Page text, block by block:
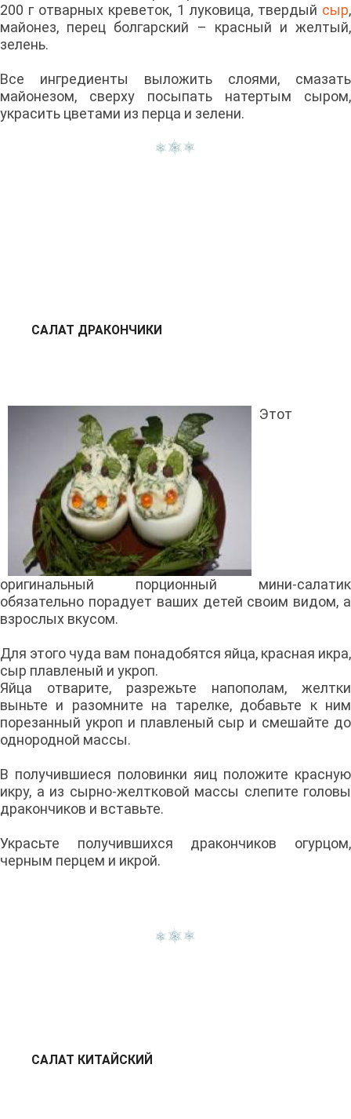
200 г отварных креветок, 1 луковица, твердый сыр,
майонез, перец болгарский – красный и желтый,
зелень.
Все ингредиенты выложить слоями, смазать
майонезом, сверху посыпать натертым сыром,
украсить цветами из перца и зелени.
САЛАТ ДРАКОНЧИКИ
Этот
оригинальный порционный мини-салатик
обязательно порадует ваших детей своим видом, а
взрослых вкусом.
Для этого чуда вам понадобятся яйца, красная икра,
сыр плавленый и укроп.
Яйца отварите, разрежьте напополам, желтки
выньте и разомните на тарелке, добавьте к ним
порезанный укроп и плавленый сыр и смешайте до
однородной массы.
В получившиеся половинки яиц положите красную
икру, а из сырно-желтковой массы слепите головы
дракончиков и вставьте.
Украсьте получившихся дракончиков огурцом,
черным перцем и икрой.
САЛАТ КИТАЙСКИЙ